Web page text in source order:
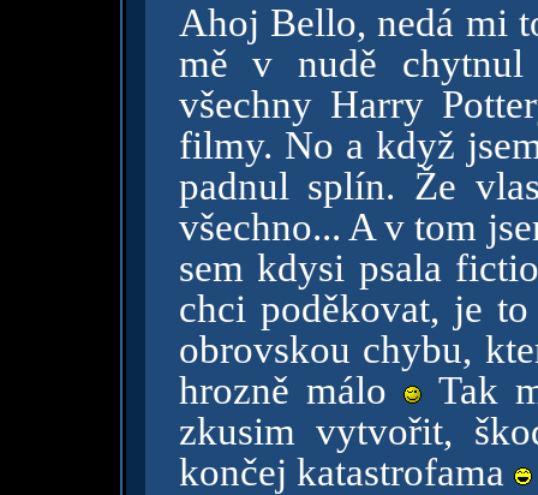
Ahoj Bello, nedá mi
mě v nudě chytnul
všechny Harry
filmy. No a když
padnul splín. Že
všechno... A v tom
sem kdysi psala
chci poděkovat, je
obrovskou chybu,
hrozně málo
Tak
zkusim vytvořit,
končej katastrofama